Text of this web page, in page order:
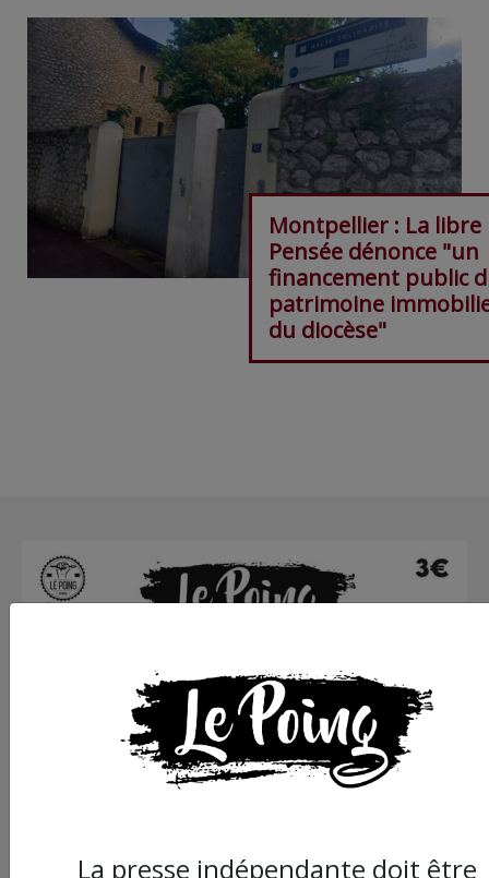
Montpellier : La libre
Pensée dénonce "un
financement public
patrimoine
du diocèse"
La presse indépendante doit être